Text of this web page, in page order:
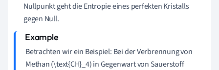
Nullpunkt geht die Entropie eines perfekten Kristalls
gegen Null.
Betrachten wir ein Beispiel: Bei der Verbrennung von
Methan (\text{CH}_4) in Gegenwart von Sauerstoff